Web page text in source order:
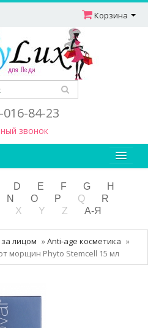
016-84-23
звонок
Корзина
D E F G
H
N O P Q
R
X Y Z А-Я
лицом »Anti-age косметика »
морщин Phyto Stemcell 15 мл